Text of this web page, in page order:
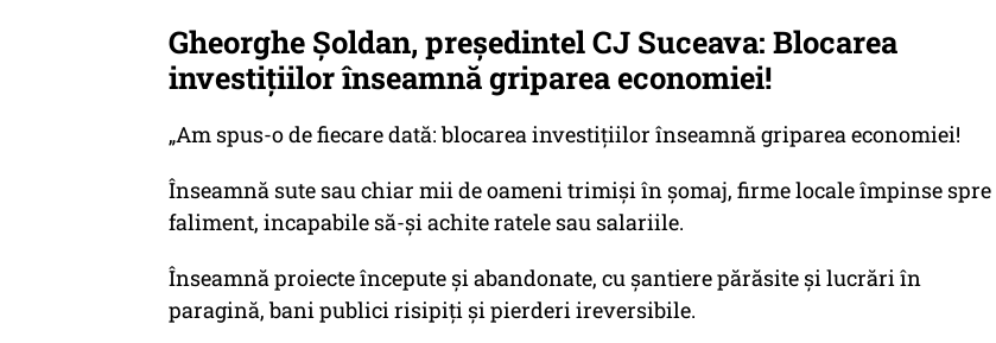
Gheorghe Șoldan, președintel CJ Suceava: Blocarea
investițiilor înseamnă griparea economiei!
„Am spus-o de fiecare dată: blocarea investițiilor înseamnă griparea economiei!
Înseamnă sute sau chiar mii de oameni trimiși în șomaj, firme locale împinse spre
faliment, incapabile să-și achite ratele sau salariile.
Înseamnă proiecte începute și abandonate, cu șantiere părăsite și lucrări în
paragină, bani publici risipiți și pierderi ireversibile.